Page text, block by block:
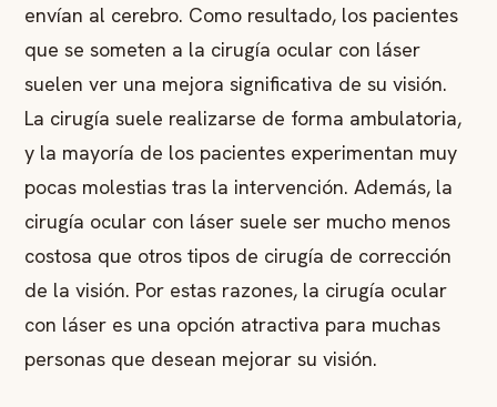
envían al cerebro. Como resultado, los pacientes
que se someten a la cirugía ocular con láser
suelen ver una mejora significativa de su visión.
La cirugía suele realizarse de forma ambulatoria,
y la mayoría de los pacientes experimentan muy
pocas molestias tras la intervención. Además, la
cirugía ocular con láser suele ser mucho menos
costosa que otros tipos de cirugía de corrección
de la visión. Por estas razones, la cirugía ocular
con láser es una opción atractiva para muchas
personas que desean mejorar su visión.